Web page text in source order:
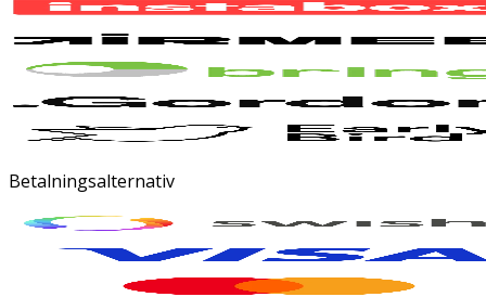
Betalningsalternativ